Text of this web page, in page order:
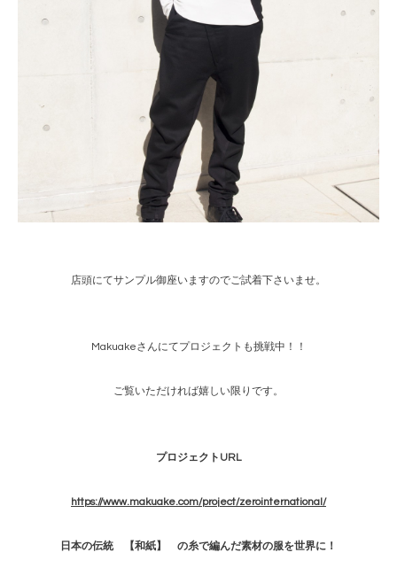
店頭にてサンプル御座いますのでご試着下さいませ。
Makuakeさんにてプロジェクトも挑戦中！！
ご覧いただければ嬉しい限りです。
プロジェクトURL
https://www.makuake.com/project/zerointernational/
日本の伝統 【和紙】 の糸で編んだ素材の服を世界に！